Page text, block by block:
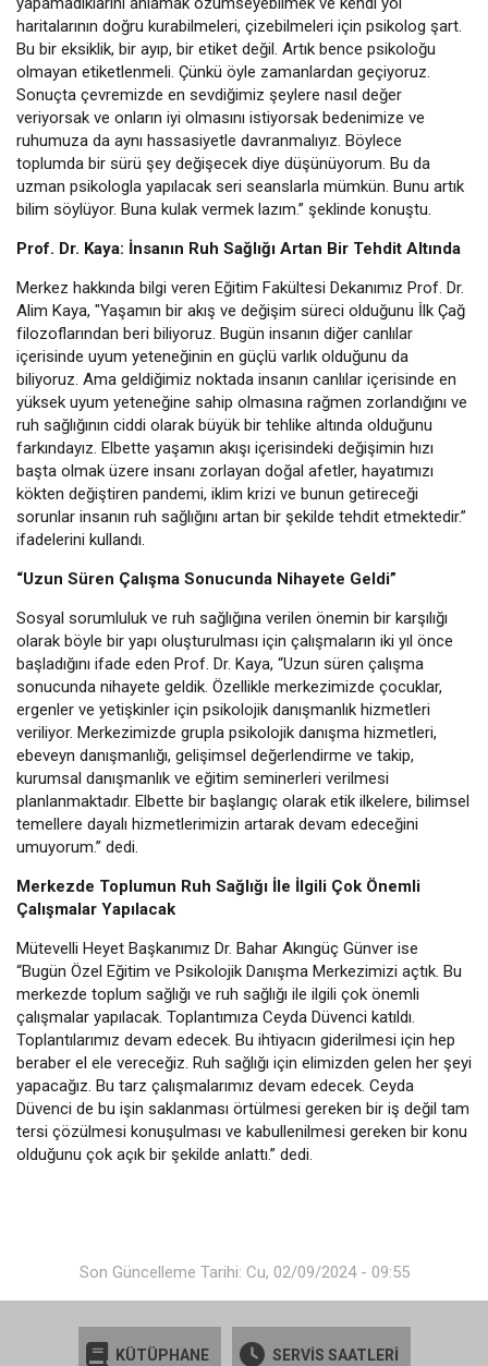
haritalarının doğru kurabilmeleri, çizebilmeleri için psikolog şart.
Bu bir eksiklik, bir ayıp, bir etiket değil. Artık bence psikoloğu
olmayan etiketlenmeli. Çünkü öyle zamanlardan geçiyoruz.
Sonuçta çevremizde en sevdiğimiz şeylere nasıl değer
veriyorsak ve onların iyi olmasını istiyorsak bedenimize ve
ruhumuza da aynı hassasiyetle davranmalıyız. Böylece
toplumda bir sürü şey değişecek diye düşünüyorum. Bu da
uzman psikologla yapılacak seri seanslarla mümkün. Bunu artık
bilim söylüyor. Buna kulak vermek lazım.” şeklinde konuştu.
Prof. Dr. Kaya: İnsanın Ruh Sağlığı Artan Bir Tehdit Altında
Merkez hakkında bilgi veren Eğitim Fakültesi Dekanımız Prof. Dr.
Alim Kaya, "Yaşamın bir akış ve değişim süreci olduğunu İlk Çağ
filozoflarından beri biliyoruz. Bugün insanın diğer canlılar
içerisinde uyum yeteneğinin en güçlü varlık olduğunu da
biliyoruz. Ama geldiğimiz noktada insanın canlılar içerisinde en
yüksek uyum yeteneğine sahip olmasına rağmen zorlandığını ve
ruh sağlığının ciddi olarak büyük bir tehlike altında olduğunu
farkındayız. Elbette yaşamın akışı içerisindeki değişimin hızı
başta olmak üzere insanı zorlayan doğal afetler, hayatımızı
kökten değiştiren pandemi, iklim krizi ve bunun getireceği
sorunlar insanın ruh sağlığını artan bir şekilde tehdit etmektedir.”
ifadelerini kullandı.
“Uzun Süren Çalışma Sonucunda Nihayete Geldi”
Sosyal sorumluluk ve ruh sağlığına verilen önemin bir karşılığı
olarak böyle bir yapı oluşturulması için çalışmaların iki yıl önce
başladığını ifade eden Prof. Dr. Kaya, “Uzun süren çalışma
sonucunda nihayete geldik. Özellikle merkezimizde çocuklar,
ergenler ve yetişkinler için psikolojik danışmanlık hizmetleri
veriliyor. Merkezimizde grupla psikolojik danışma hizmetleri,
ebeveyn danışmanlığı, gelişimsel değerlendirme ve takip,
kurumsal danışmanlık ve eğitim seminerleri verilmesi
planlanmaktadır. Elbette bir başlangıç olarak etik ilkelere, bilimsel
temellere dayalı hizmetlerimizin artarak devam edeceğini
umuyorum.” dedi.
Merkezde Toplumun Ruh Sağlığı İle İlgili Çok Önemli
Çalışmalar Yapılacak
Mütevelli Heyet Başkanımız Dr. Bahar Akıngüç Günver ise
“Bugün Özel Eğitim ve Psikolojik Danışma Merkezimizi açtık. Bu
merkezde toplum sağlığı ve ruh sağlığı ile ilgili çok önemli
çalışmalar yapılacak. Toplantımıza Ceyda Düvenci katıldı.
Toplantılarımız devam edecek. Bu ihtiyacın giderilmesi için hep
beraber el ele vereceğiz. Ruh sağlığı için elimizden gelen her şeyi
yapacağız. Bu tarz çalışmalarımız devam edecek. Ceyda
Düvenci de bu işin saklanması örtülmesi gereken bir iş değil tam
tersi çözülmesi konuşulması ve kabullenilmesi gereken bir konu
olduğunu çok açık bir şekilde anlattı.” dedi.
Son Güncelleme Tarihi: Cu, 02/09/2024 - 09:55
KÜTÜPHANE SERVİS SAATLERİ